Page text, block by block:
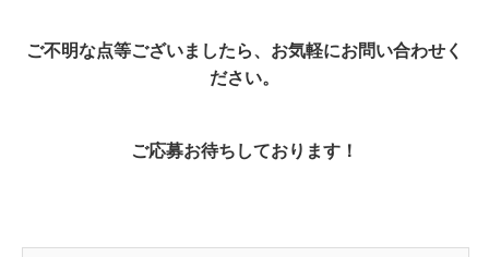
ご不明な点等ございましたら、お気軽にお問い合わせく
ださい。
ご応募お待ちしております！